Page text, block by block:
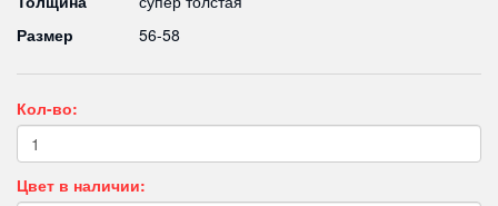
Размер
56-58
Кол-во:
Цвет в наличии: